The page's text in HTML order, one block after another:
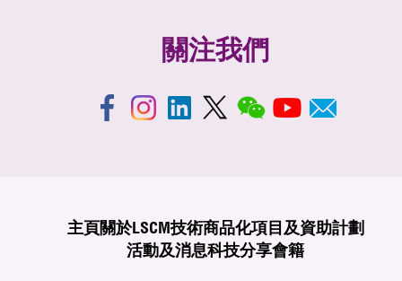
關注我們
主頁 關於LSCM技術商品化項目及資助計劃
活動及消息科技分享會籍